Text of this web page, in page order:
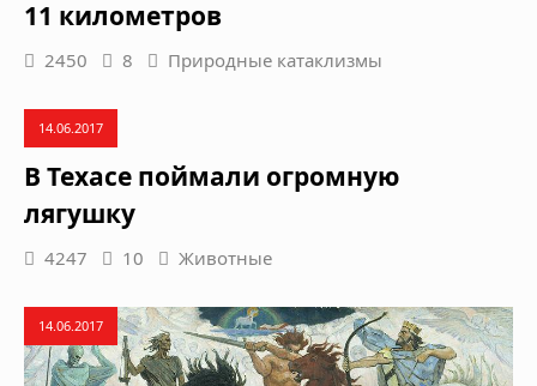
11 километров
2450 8 Природные катаклизмы
14.06.2017
В Техасе поймали огромную
лягушку
4247 10 Животные
14.06.2017